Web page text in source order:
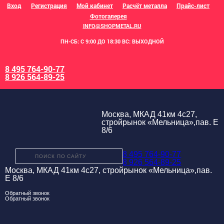
Вход Регистрация Мой кабинет Расчёт металла
Прайс-лист
Фотогалерея
INFO@SHOPMETAL.RU
ПН-СБ: С 9:00 ДО 18:30 ВС: ВЫХОДНОЙ
8 495 764-90-77
8 926 564-89-25
Москва, МКАД 41км 4с27,
стройрынок «Мельница»,пав. Е
8/6
8 495 764-90-77
8 926 564-89-25
Москва, МКАД 41км 4с27, стройрынок «Мельница»,пав.
Е 8/6
Обратный звонок
Обратный звонок